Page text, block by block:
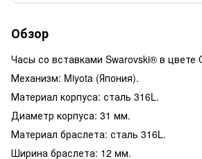
Обзор
Часы со вставками Swarovski® в цвете
Механизм: Miyota (Япония).
Материал корпуса: сталь 316L.
Диаметр корпуса: 31 мм.
Материал браслета: сталь 316L.
Ширина браслета: 12 мм.